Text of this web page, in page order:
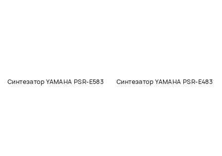
Синтезатор YAMAHA PSR-E583 Синтезатор YAMAHA PSR-E483